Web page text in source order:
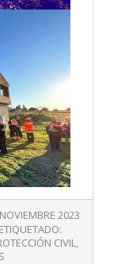
2023
ETIQUETADO:
CIVIL,